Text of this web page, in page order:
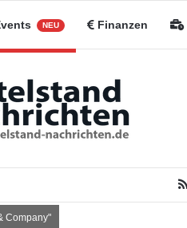
NEU Finanzen
Company"